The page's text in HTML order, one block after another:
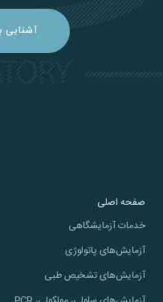
آشنایی
صفحه اصلی
خدمات آزمایشگاهی
آزمایش‌های پاتولوژی
آزمایش‌های تشخیص طبی